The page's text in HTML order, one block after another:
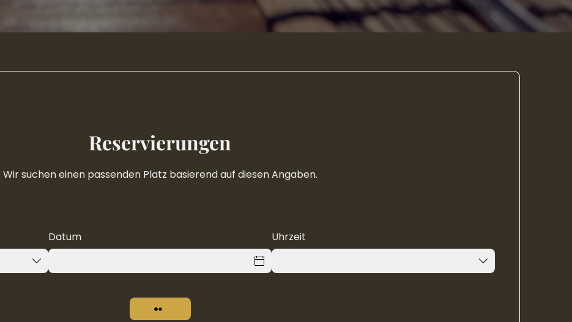
Reservierungen
Wir suchen einen passenden Platz basierend auf diesen Angaben.
Datum Uhrzeit